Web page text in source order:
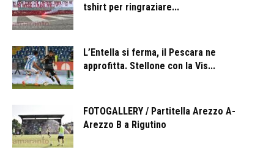
tshirt per ringraziare...
L’Entella si ferma, il Pescara ne
approfitta. Stellone con la Vis...
FOTOGALLERY / Partitella Arezzo A-
Arezzo B a Rigutino